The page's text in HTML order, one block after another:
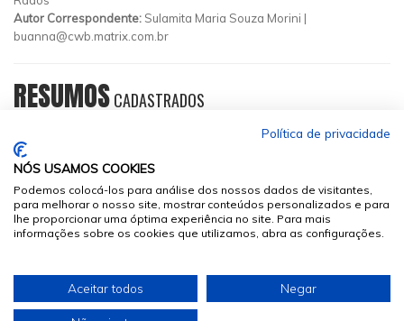
Autor Correspondente: Sulamita Maria Souza Morini |
buanna@cwb.matrix.com.br
RESUMOSCADASTRADOS
© 2026 Sumários.org
. Todos os Direitos Reservados
Desenvolvido por
Política de privacidade
NÓS USAMOS COOKIES
Podemos colocá-los para análise dos nossos dados de visitantes,
para melhorar o nosso site, mostrar conteúdos personalizados e para
lhe proporcionar uma óptima experiência no site. Para mais
informações sobre os cookies que utilizamos, abra as configurações.
Aceitar todos Negar